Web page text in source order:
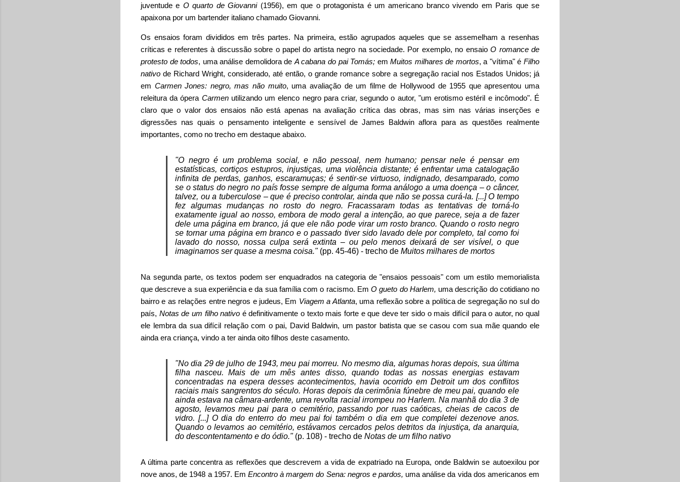
juventude e O quarto de Giovanni (1956), em que o protagonista é um americano branco vivendo em Paris que se
apaixona por um bartender italiano chamado Giovanni.
Os ensaios foram divididos em três partes. Na primeira, estão agrupados aqueles que se assemelham a resenhas
críticas e referentes à discussão sobre o papel do artista negro na sociedade. Por exemplo, no ensaioO romance de
protesto de todos, uma análise demolidora de A cabana do pai Tomás; emMuitos milhares de mortos, a "vítima" éFilho
nativo de Richard Wright, considerado, até então, o grande romance sobre a segregação racial nos Estados Unidos; já
em Carmen Jones: negro, mas não muito, uma avaliação de um filme de Hollywood de 1955 que apresentou uma
releitura da ópera Carmenutilizando um elenco negro para criar, segundo o autor, "um erotismo estéril e incômodo". É
claro que o valor dos ensaios não está apenas na avaliação crítica das obras, mas sim nas várias inserções e
digressões nas quais o pensamento inteligente e sensível de James Baldwin aflora para as questões realmente
importantes, como no trecho em destaque abaixo.
"O negro é um problema social, e não pessoal, nem humano; pensar nele é pensar em
estatísticas, cortiços estupros, injustiças, uma violência distante; é enfrentar uma catalogação
infinita de perdas, ganhos, escaramuças; é sentir-se virtuoso, indignado, desamparado, como
se o status do negro no país fosse sempre de alguma forma análogo a uma doença – o câncer,
talvez, ou a tuberculose – que é preciso controlar, ainda que não se possa curá-la. [...] O tempo
fez algumas mudanças no rosto do negro. Fracassaram todas as tentativas de torná-lo
exatamente igual ao nosso, embora de modo geral a intenção, ao que parece, seja a de fazer
dele uma página em branco, já que ele não pode virar um rosto branco. Quando o rosto negro
se tornar uma página em branco e o passado tiver sido lavado dele por completo, tal como foi
lavado do nosso, nossa culpa será extinta – ou pelo menos deixará de ser visível, o que
imaginamos ser quase a mesma coisa."(pp. 45-46) - trecho de Muitos milhares de mortos
Na segunda parte, os textos podem ser enquadrados na categoria de "ensaios pessoais" com um estilo memorialista
que descreve a sua experiência e da sua família com o racismo. EmO gueto do Harlem, uma descrição do cotidiano no
bairro e as relações entre negros e judeus, Em Viagem a Atlanta, uma reflexão sobre a política de segregação no sul do
país, Notas de um filho nativo é definitivamente o texto mais forte e que deve ter sido o mais difícil para o autor, no qual
ele lembra da sua difícil relação com o pai, David Baldwin, um pastor batista que se casou com sua mãe quando ele
ainda era criança, vindo a ter ainda oito filhos deste casamento.
"No dia 29 de julho de 1943, meu pai morreu. No mesmo dia, algumas horas depois, sua última
filha nasceu. Mais de um mês antes disso, quando todas as nossas energias estavam
concentradas na espera desses acontecimentos, havia ocorrido em Detroit um dos conflitos
raciais mais sangrentos do século. Horas depois da cerimônia fúnebre de meu pai, quando ele
ainda estava na câmara-ardente, uma revolta racial irrompeu no Harlem. Na manhã do dia 3 de
agosto, levamos meu pai para o cemitério, passando por ruas caóticas, cheias de cacos de
vidro. [...] O dia do enterro do meu pai foi também o dia em que completei dezenove anos.
Quando o levamos ao cemitério, estávamos cercados pelos detritos da injustiça, da anarquia,
do descontentamento e do ódio."(p. 108) - trecho de Notas de um filho nativo
A última parte concentra as reflexões que descrevem a vida de expatriado na Europa, onde Baldwin se autoexilou por
nove anos, de 1948 a 1957. Em Encontro à margem do Sena: negros e pardos, uma análise da vida dos americanos em